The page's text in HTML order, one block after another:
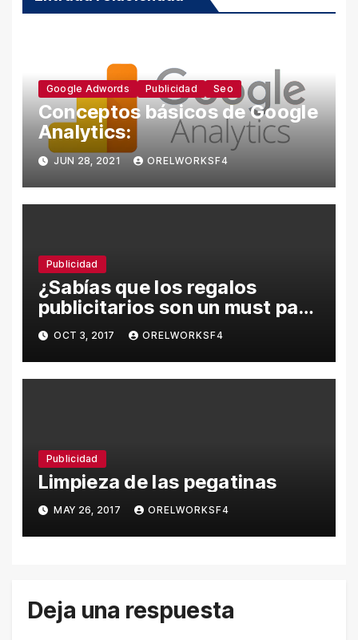
Google Adwords Publicidad Seo
Conceptos básicos de Google
Analytics:
JUN 28, 2021 ORELWORKSF4
Publicidad
¿Sabías que los regalos
publicitarios son un must para
tu empresa?
OCT 3, 2017 ORELWORKSF4
Publicidad
Limpieza de las pegatinas
MAY 26, 2017 ORELWORKSF4
Deja una respuesta